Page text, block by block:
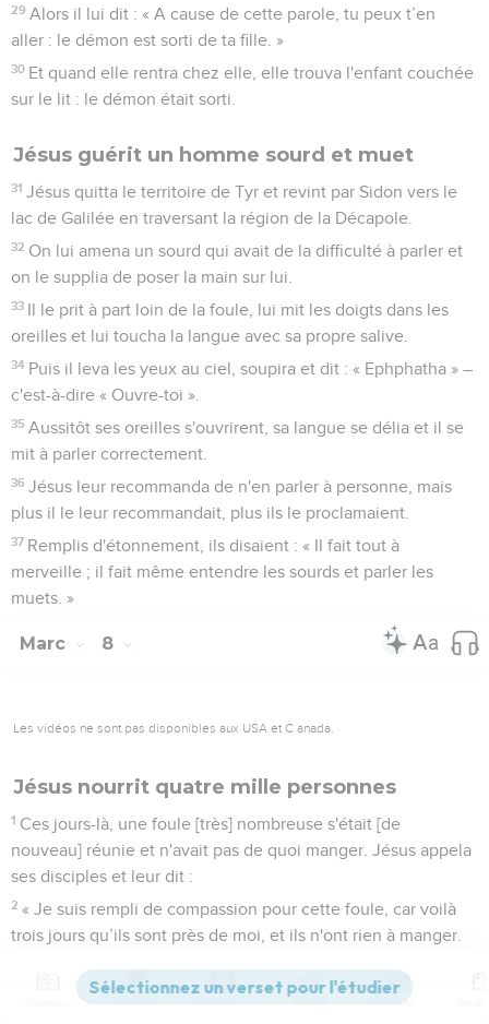
29 Alors il lui dit : « A cause de cette parole, tu peux t’en
aller : le démon est sorti de ta fille. »
30 Et quand elle rentra chez elle, elle trouva l'enfant couchée
sur le lit : le démon était sorti.
Jésus guérit un homme sourd et muet
31 Jésus quitta le territoire de Tyr et revint par Sidon vers le
lac de Galilée en traversant la région de la Décapole.
32 On lui amena un sourd qui avait de la difficulté à parler et
on le supplia de poser la main sur lui.
33 Il le prit à part loin de la foule, lui mit les doigts dans les
oreilles et lui toucha la langue avec sa propre salive.
34 Puis il leva les yeux au ciel, soupira et dit : « Ephphatha » –
c'est-à-dire « Ouvre-toi ».
35 Aussitôt ses oreilles s'ouvrirent, sa langue se délia et il se
mit à parler correctement.
36 Jésus leur recommanda de n'en parler à personne, mais
plus il le leur recommandait, plus ils le proclamaient.
37 Remplis d'étonnement, ils disaient : « Il fait tout à
merveille ; il fait même entendre les sourds et parler les
muets. »
Marc 8
Les vidéos ne sont pas disponibles aux USA et C anada.
Jésus nourrit quatre mille personnes
1 Ces jours-là, une foule [très] nombreuse s'était [de
nouveau] réunie et n'avait pas de quoi manger. Jésus appela
ses disciples et leur dit :
2 « Je suis rempli de compassion pour cette foule, car voilà
trois jours qu’ils sont près de moi, et ils n'ont rien à manger.
Si je les renvoie chez eux à jeun, les forces leur
manqueront en chemin, car quelques-uns d'entre eux sont
Versions Commentaires Strong